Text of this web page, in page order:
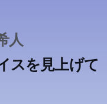
今も、世界中でみん
しく毅然とした王子
た、新訳。
人
スを見上げて
復讐したいと暴走。
ラスの“禁忌”と呼
優しく、美しかった
のでは?しかしそれ
めて、亮は圭子が入
を崇拝するカルト集